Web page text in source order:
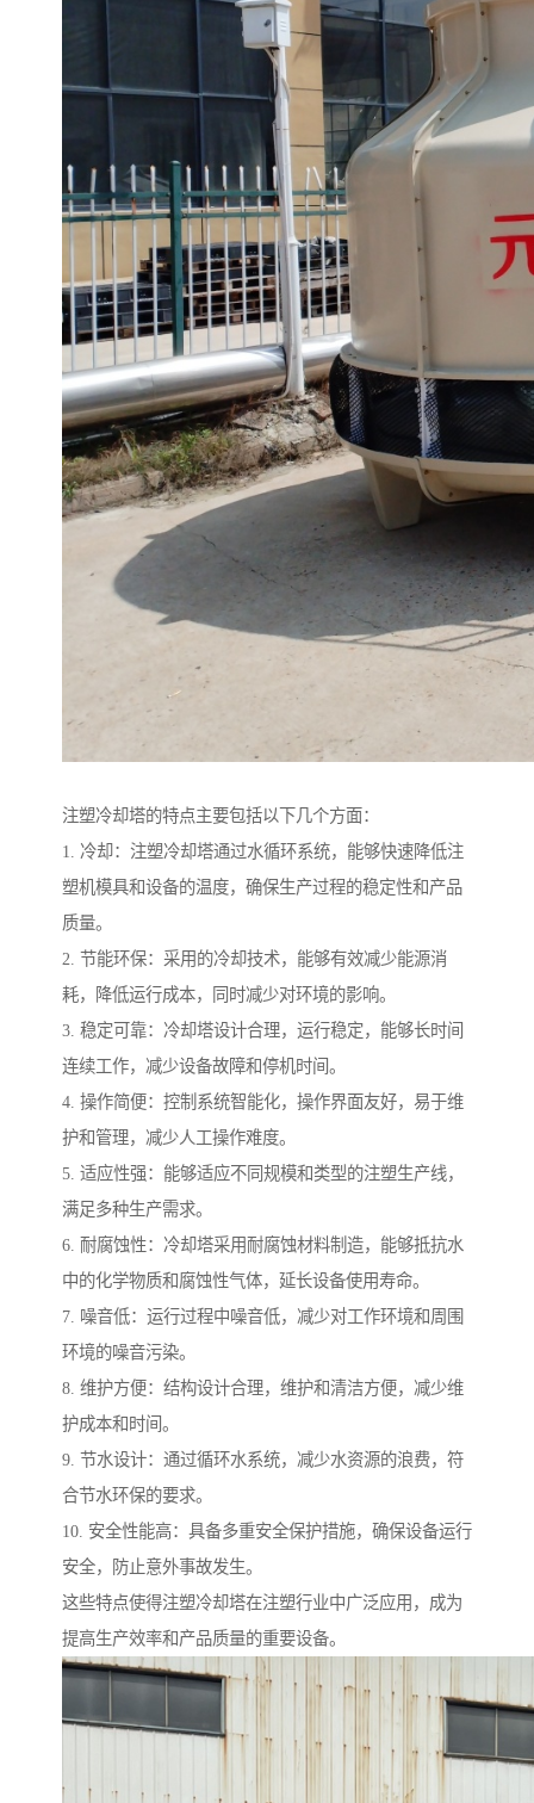
注塑冷却塔的特点主要包括以下几个方面：
1. 冷却：注塑冷却塔通过水循环系统，能够快速降低注
塑机模具和设备的温度，确保生产过程的稳定性和产品
质量。
2. 节能环保：采用的冷却技术，能够有效减少能源消
耗，降低运行成本，同时减少对环境的影响。
3. 稳定可靠：冷却塔设计合理，运行稳定，能够长时间
连续工作，减少设备故障和停机时间。
4. 操作简便：控制系统智能化，操作界面友好，易于维
护和管理，减少人工操作难度。
5. 适应性强：能够适应不同规模和类型的注塑生产线，
满足多种生产需求。
6. 耐腐蚀性：冷却塔采用耐腐蚀材料制造，能够抵抗水
中的化学物质和腐蚀性气体，延长设备使用寿命。
7. 噪音低：运行过程中噪音低，减少对工作环境和周围
环境的噪音污染。
8. 维护方便：结构设计合理，维护和清洁方便，减少维
护成本和时间。
9. 节水设计：通过循环水系统，减少水资源的浪费，符
合节水环保的要求。
10. 安全性能高：具备多重安全保护措施，确保设备运行
安全，防止意外事故发生。
这些特点使得注塑冷却塔在注塑行业中广泛应用，成为
提高生产效率和产品质量的重要设备。